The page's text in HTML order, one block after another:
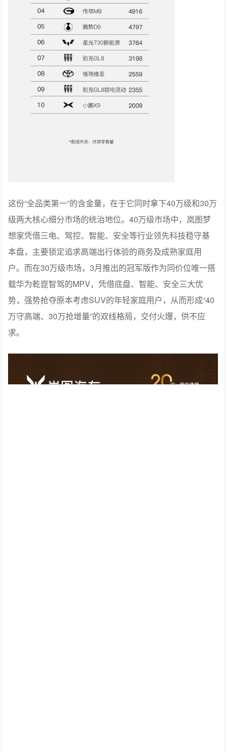
这份“全品类第一”的含金量，在于它同时拿下40万级和30万
级两大核心细分市场的统治地位。40万级市场中，岚图梦
想家凭借三电、驾控、智能、安全等行业领先科技稳守基
本盘，主要锁定追求高端出行体验的商务及成熟家庭用
户。而在30万级市场，3月推出的冠军版作为同价位唯一搭
载华为乾崑智驾的MPV，凭借底盘、智能、安全三大优
势，强势抢夺原本考虑SUV的年轻家庭用户，从而形成“40
万守高端、30万抢增量”的双线格局，交付火爆，供不应
求。